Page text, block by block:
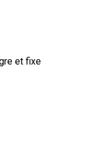
et fixe